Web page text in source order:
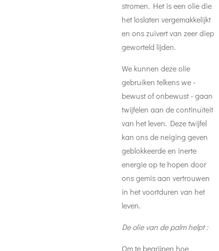
stromen. Het is een olie die
het loslaten vergemakkelijkt
en ons zuivert van zeer diep
geworteld lijden.
We kunnen deze olie
gebruiken telkens we -
bewust of onbewust - gaan
twijfelen aan de continuïteit
van het leven. Deze twijfel
kan ons de neiging geven
geblokkeerde en inerte
energie op te hopen door
ons gemis aan vertrouwen
in het voortduren van het
leven.
De olie van de palm helpt :
Om te begrijpen hoe